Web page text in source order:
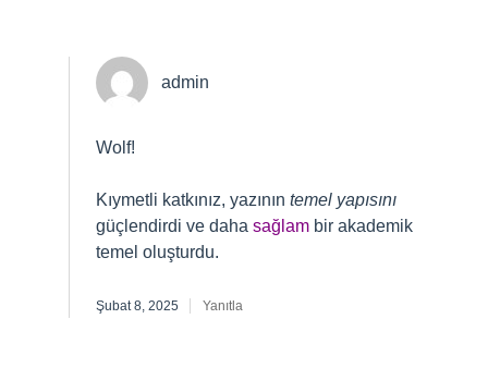
admin
Wolf!
Kıymetli katkınız, yazının temel yapısını
güçlendirdi ve daha sağlam bir akademik
temel oluşturdu.
Şubat 8, 2025 Yanıtla